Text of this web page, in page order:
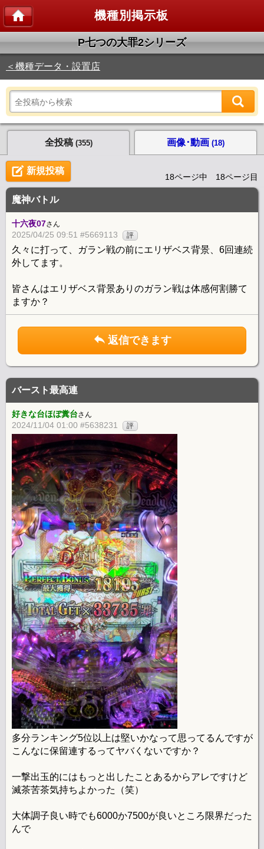
機種別掲示板
P七つの大罪2シリーズ
＜機種データ・設置店
全投稿 (355) 画像･動画 (18)
新規投稿
18ページ中 18ページ目
魔神バトル
十六夜07さん
2025/04/25 09:51 #5669113 評
久々に打って、ガラン戦の前にエリザベス背景、6回連続
外してます。
皆さんはエリザベス背景ありのガラン戦は体感何割勝て
ますか？
返信できます
バースト最高連
好きな台ほぼ糞台さん
2024/11/04 01:00 #5638231 評
多分ランキング5位以上は堅いかなって思ってるんですが
こんなに保留連するってヤバくないですか？
一撃出玉的にはもっと出したことあるからアレですけど
滅茶苦茶気持ちよかった（笑）
大体調子良い時でも6000か7500が良いところ限界だった
んで